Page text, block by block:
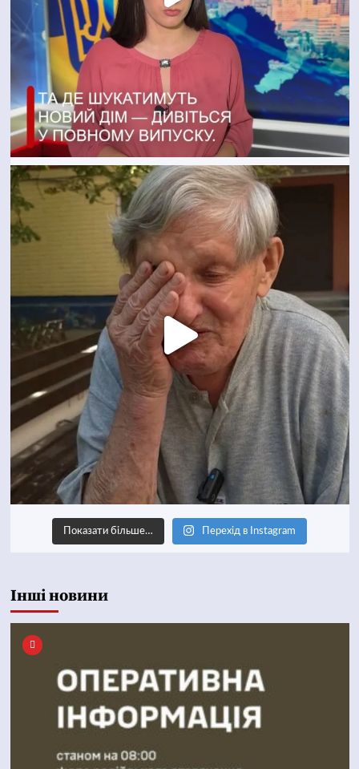
Показати більше… Перехід в Instagram
Інші новини